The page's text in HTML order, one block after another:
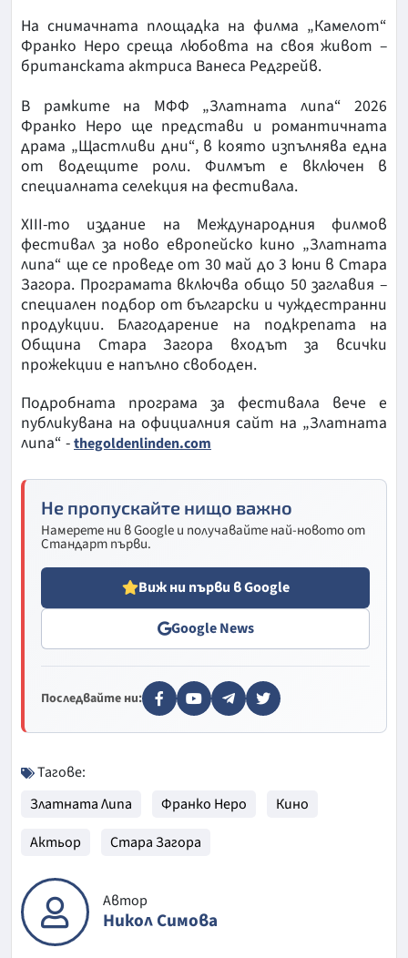
На снимачната площадка на филма „Камелот“
Франко Неро среща любовта на своя живот –
британската актриса Ванеса Редгрейв.
В рамките на МФФ „Златната липа“ 2026
Франко Неро ще представи и романтичната
драма „Щастливи дни“, в която изпълнява една
от водещите роли. Филмът е включен в
специалната селекция на фестивала.
XIII-то издание на Международния филмов
фестивал за ново европейско кино „Златната
липа“ ще се проведе от 30 май до 3 юни в Стара
Загора. Програмата включва общо 50 заглавия –
специален подбор от български и чуждестранни
продукции. Благодарение на подкрепата на
Община Стара Загора входът за всички
прожекции е напълно свободен.
Подробната програма за фестивала вече е
публикувана на официалния сайт на „Златната
липа“ -thegoldenlinden.com
Не пропускайте нищо важно
Намерете ни в Google и получавайте най-новото от
Стандарт първи.
Виж ни първи в Google
Google News
Последвайте ни:
Тагове:
Златната Липа
Франко Неро
Кино
Актьор
Стара Загора
Автор
Никол Симова